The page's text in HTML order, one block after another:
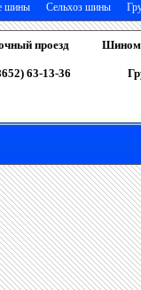
шины Сельхоз шины
проезд
63-13-36